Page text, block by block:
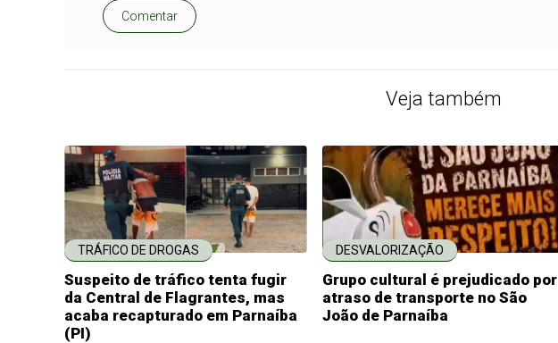
Comentar
Veja também
TRÁFICO DE DROGAS
Suspeito de tráfico tenta fugir
da Central de Flagrantes, mas
acaba recapturado em Parnaíba
(PI)
DESVALORIZAÇÃO
Grupo cultural é prejudicado por
atraso de transporte no São
João de Parnaíba